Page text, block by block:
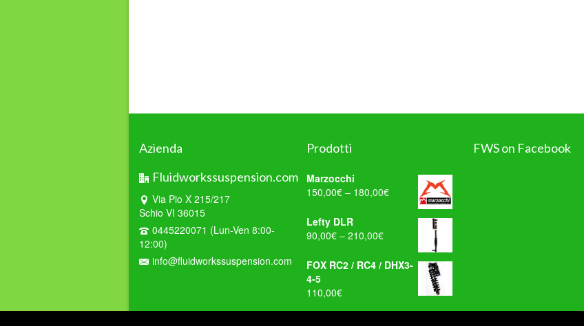
Azienda
Fluidworkssuspension.com
Via Pio X 215/217
Schio VI 36015
0445220071 (Lun-Ven 8:00-
12:00)
info@fluidworkssuspension.com
Prodotti
Marzocchi
150,00€– 180,00€
Lefty DLR
90,00€– 210,00€
FOX RC2 / RC4 / DHX3-
4-5
110,00€
FWS on Facebook